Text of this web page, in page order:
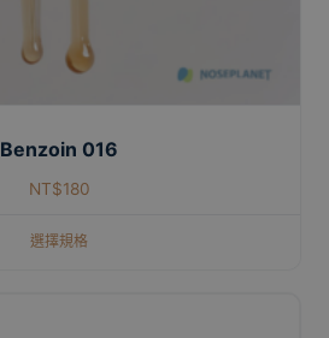
Benzoin 016
NT$180
選擇規格